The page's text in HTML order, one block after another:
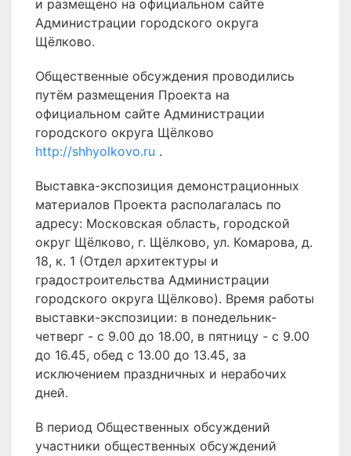
и размещено на официальном сайте
Администрации городского округа
Щёлково.
Общественные обсуждения проводились
путём размещения Проекта на
официальном сайте Администрации
городского округа Щёлково
http://shhyolkovo.ru .
Выставка-экспозиция демонстрационных
материалов Проекта располагалась по
адресу: Московская область, городской
округ Щёлково, г. Щёлково, ул. Комарова, д.
18, к. 1 (Отдел архитектуры и
градостроительства Администрации
городского округа Щёлково). Время работы
выставки-экспозиции: в понедельник-
четверг - с 9.00 до 18.00, в пятницу - с 9.00
до 16.45, обед с 13.00 до 13.45, за
исключением праздничных и нерабочих
дней.
В период Общественных обсуждений
участники общественных обсуждений